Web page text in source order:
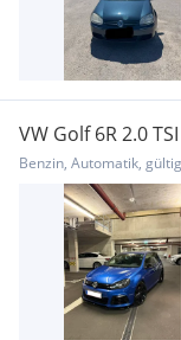
VW Golf 6R 2.0
Benzin, Automatik,